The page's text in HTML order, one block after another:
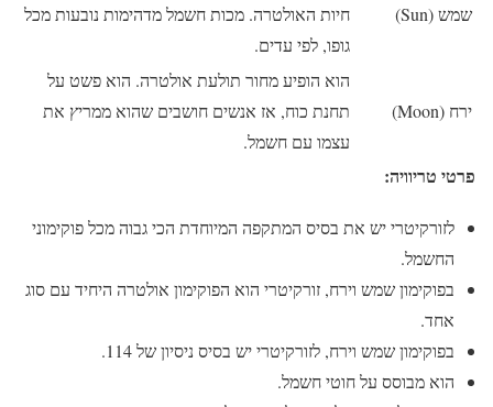
שמש (Sun)
חיות האולטרה. מכות חשמל מדהימות נובעות מכל
גופו, לפי עדים.
ירח (Moon)
הוא הופיע מחור תולעת אולטרה. הוא פשט על
תחנת כוח, אז אנשים חושבים שהוא ממריץ את
עצמו עם חשמל.
פרטי טריוויה:
לזורקיטרי יש את בסיס המתקפה המיוחדת הכי גבוה מכל פוקימוני
החשמל.
בפוקימון שמש וירח, זורקיטרי הוא הפוקימון אולטרה היחיד עם סוג
אחד.
בפוקימון שמש וירח, לזורקיטרי יש בסיס ניסיון של 114.
הוא מבוסס על חוטי חשמל.